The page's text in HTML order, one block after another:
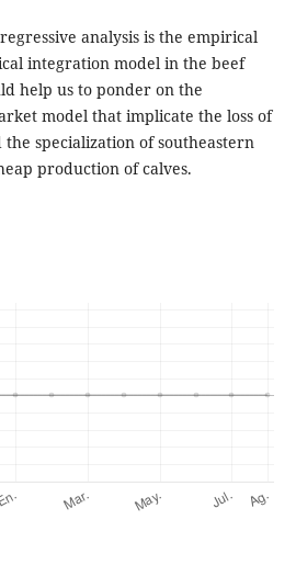
analysis is the empirical
integration model in the beef
help us to ponder on the
model that implicate the loss of
specialization of southeastern
production of calves.